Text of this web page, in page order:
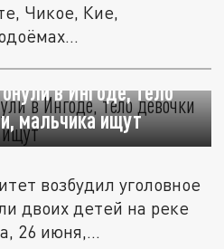
Чикое, Кие,
в Ингоде, тело
мальчика ищут
возбудил уголовное
двоих детей на реке
26 июня,...